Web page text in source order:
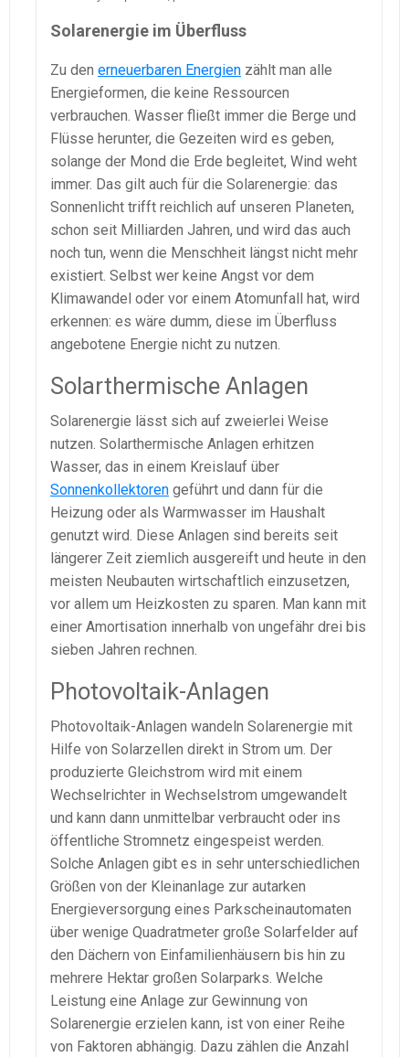
Solarenergie im Überfluss
Zu den erneuerbaren Energien zählt man alle
Energieformen, die keine Ressourcen
verbrauchen. Wasser fließt immer die Berge und
Flüsse herunter, die Gezeiten wird es geben,
solange der Mond die Erde begleitet, Wind weht
immer. Das gilt auch für die Solarenergie: das
Sonnenlicht trifft reichlich auf unseren Planeten,
schon seit Milliarden Jahren, und wird das auch
noch tun, wenn die Menschheit längst nicht mehr
existiert. Selbst wer keine Angst vor dem
Klimawandel oder vor einem Atomunfall hat, wird
erkennen: es wäre dumm, diese im Überfluss
angebotene Energie nicht zu nutzen.
Solarthermische Anlagen
Solarenergie lässt sich auf zweierlei Weise
nutzen. Solarthermische Anlagen erhitzen
Wasser, das in einem Kreislauf über
Sonnenkollektoren geführt und dann für die
Heizung oder als Warmwasser im Haushalt
genutzt wird. Diese Anlagen sind bereits seit
längerer Zeit ziemlich ausgereift und heute in den
meisten Neubauten wirtschaftlich einzusetzen,
vor allem um Heizkosten zu sparen. Man kann mit
einer Amortisation innerhalb von ungefähr drei bis
sieben Jahren rechnen.
Photovoltaik-Anlagen
Photovoltaik-Anlagen wandeln Solarenergie mit
Hilfe von Solarzellen direkt in Strom um. Der
produzierte Gleichstrom wird mit einem
Wechselrichter in Wechselstrom umgewandelt
und kann dann unmittelbar verbraucht oder ins
öffentliche Stromnetz eingespeist werden.
Solche Anlagen gibt es in sehr unterschiedlichen
Größen von der Kleinanlage zur autarken
Energieversorgung eines Parkscheinautomaten
über wenige Quadratmeter große Solarfelder auf
den Dächern von Einfamilienhäusern bis hin zu
mehrere Hektar großen Solarparks. Welche
Leistung eine Anlage zur Gewinnung von
Solarenergie erzielen kann, ist von einer Reihe
von Faktoren abhängig. Dazu zählen die Anzahl